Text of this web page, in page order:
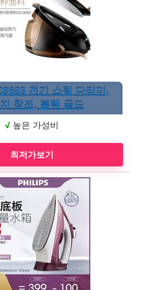
전기 스팀 다리미,
참조, 블랙 골드
√ 높은 가성비
최저가보기